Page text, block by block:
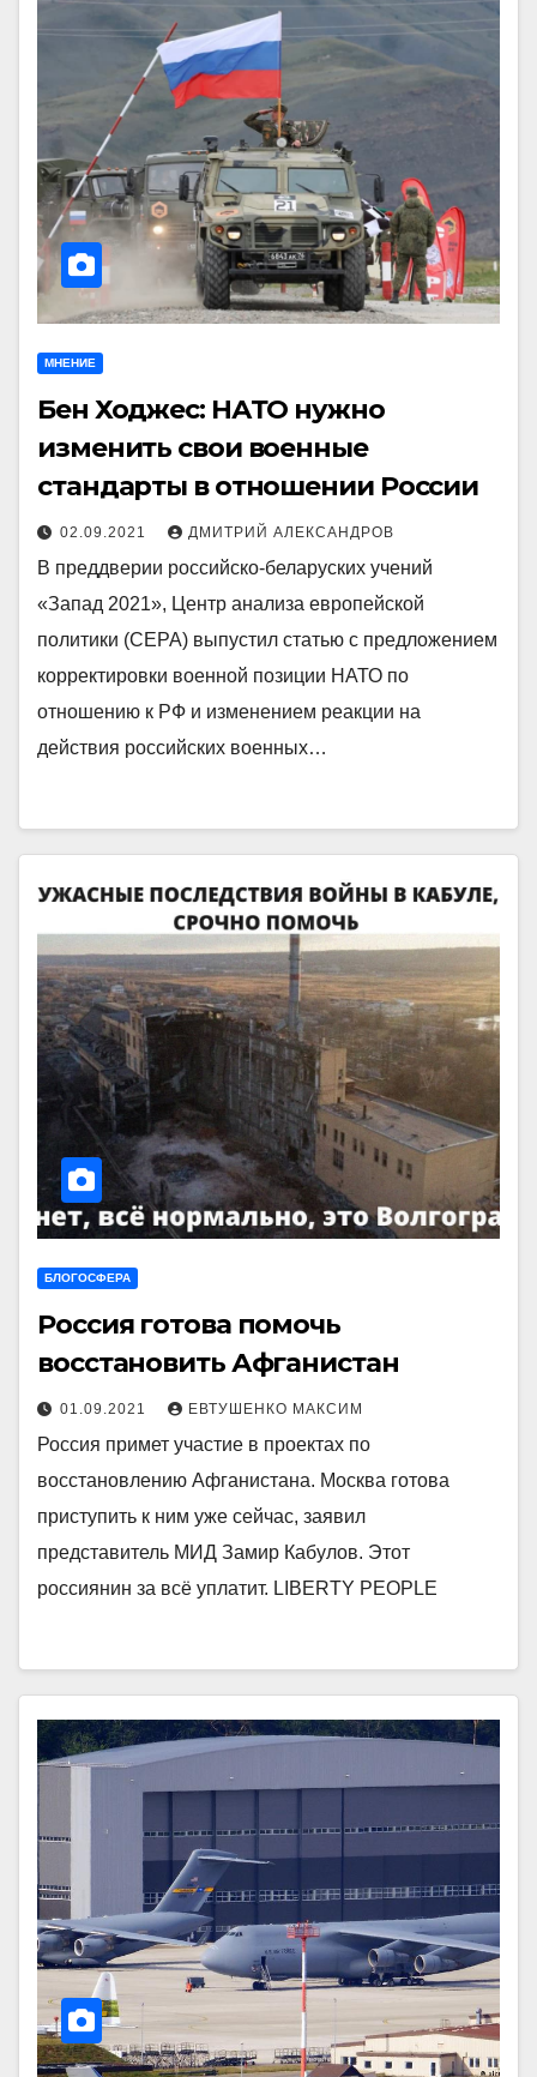
МНЕНИЕ
Бен Ходжес: НАТО нужно
изменить свои военные
стандарты в отношении России
02.09.2021 ДМИТРИЙ АЛЕКСАНДРОВ
В преддверии российско-беларуских учений
«Запад 2021», Центр анализа европейской
политики (CEPA) выпустил статью с предложением
корректировки военной позиции НАТО по
отношению к РФ и изменением реакции на
действия российских военных…
БЛОГОСФЕРА
Россия готова помочь
восстановить Афганистан
01.09.2021 ЕВТУШЕНКО МАКСИМ
Россия примет участие в проектах по
восстановлению Афганистана. Москва готова
приступить к ним уже сейчас, заявил
представитель МИД Замир Кабулов. Этот
россиянин за всё уплатит. LIBERTY PEOPLE